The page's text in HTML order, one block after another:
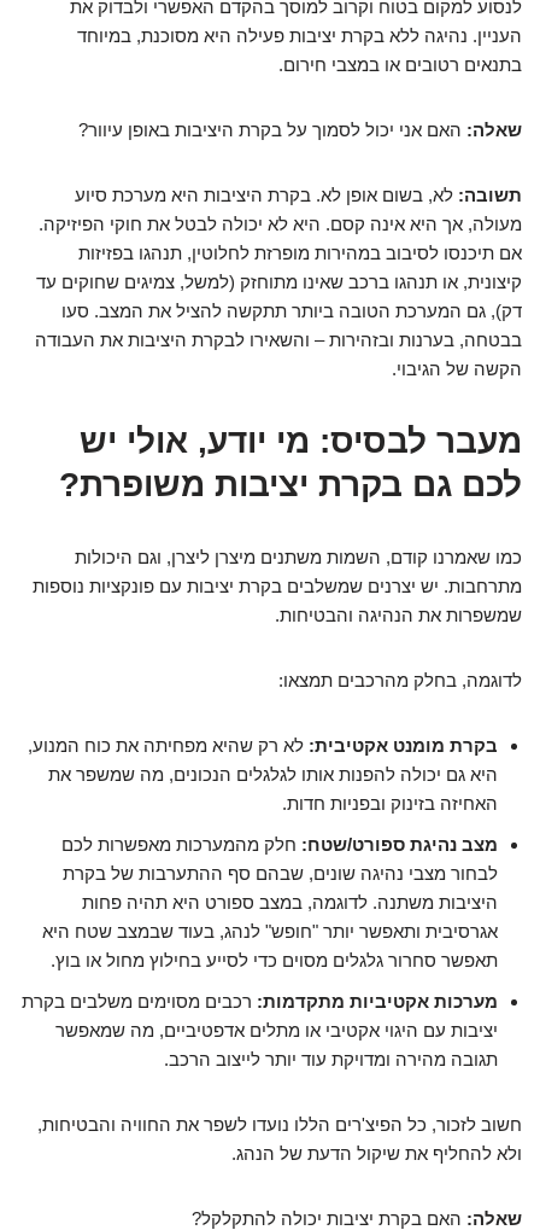
לנסוע למקום בטוח וקרוב למוסך בהקדם האפשרי ולבדוק את
העניין. נהיגה ללא בקרת יציבות פעילה היא מסוכנת, במיוחד
בתנאים רטובים או במצבי חירום.
שאלה: האם אני יכול לסמוך על בקרת היציבות באופן עיוור?
תשובה: לא, בשום אופן לא. בקרת היציבות היא מערכת סיוע
מעולה, אך היא אינה קסם. היא לא יכולה לבטל את חוקי הפיזיקה.
אם תיכנסו לסיבוב במהירות מופרזת לחלוטין, תנהגו בפזיזות
קיצונית, או תנהגו ברכב שאינו מתוחזק (למשל, צמיגים שחוקים עד
דק), גם המערכת הטובה ביותר תתקשה להציל את המצב. סעו
בבטחה, בערנות ובזהירות – והשאירו לבקרת היציבות את העבודה
הקשה של הגיבוי.
מעבר לבסיס: מי יודע, אולי יש
לכם גם בקרת יציבות משופרת?
כמו שאמרנו קודם, השמות משתנים מיצרן ליצרן, וגם היכולות
מתרחבות. יש יצרנים שמשלבים בקרת יציבות עם פונקציות נוספות
שמשפרות את הנהיגה והבטיחות.
לדוגמה, בחלק מהרכבים תמצאו:
בקרת מומנט אקטיבית: לא רק שהיא מפחיתה את כוח המנוע,
היא גם יכולה להפנות אותו לגלגלים הנכונים, מה שמשפר את
האחיזה בזינוק ובפניות חדות.
מצב נהיגת ספורט/שטח: חלק מהמערכות מאפשרות לכם
לבחור מצבי נהיגה שונים, שבהם סף ההתערבות של בקרת
היציבות משתנה. לדוגמה, במצב ספורט היא תהיה פחות
אגרסיבית ותאפשר יותר "חופש" לנהג, בעוד שבמצב שטח היא
תאפשר סחרור גלגלים מסוים כדי לסייע בחילוץ מחול או בוץ.
מערכות אקטיביות מתקדמות: רכבים מסוימים משלבים בקרת
יציבות עם היגוי אקטיבי או מתלים אדפטיביים, מה שמאפשר
תגובה מהירה ומדויקת עוד יותר לייצוב הרכב.
חשוב לזכור, כל הפיצ'רים הללו נועדו לשפר את החוויה והבטיחות,
ולא להחליף את שיקול הדעת של הנהג.
שאלה: האם בקרת יציבות יכולה להתקלקל?